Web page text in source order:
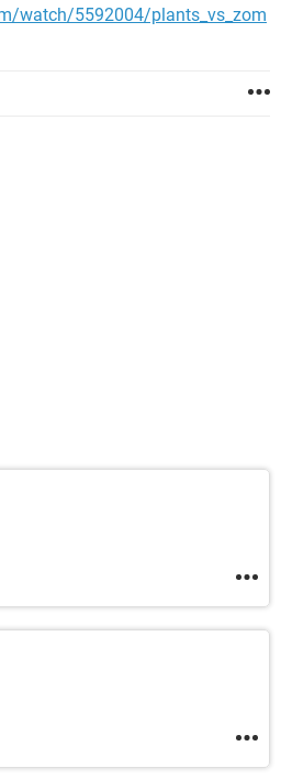
watch/5592004/plants_vs_zom